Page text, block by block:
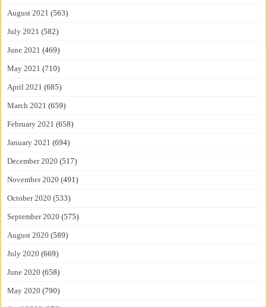
August 2021 (563)
July 2021 (582)
June 2021 (469)
May 2021 (710)
April 2021 (685)
March 2021 (659)
February 2021 (658)
January 2021 (694)
December 2020 (517)
November 2020 (491)
October 2020 (533)
September 2020 (575)
August 2020 (589)
July 2020 (669)
June 2020 (658)
May 2020 (790)